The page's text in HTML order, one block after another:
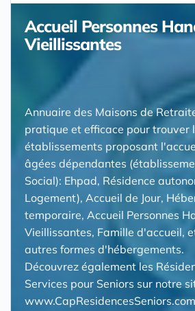
Accueil Personnes
Vieillissantes
Annuaire des Maisons de
pratique et efficace pour trouver
établissements proposant
âgées dépendantes
Social): Ehpad, Résidence
Logement), Accueil de Jour,
temporaire, Accueil Personnes
Vieillissantes, Famille d'accueil,
autres formes d'hébergements.
Découvrez également les
Services pour Seniors sur notre
www.CapResidencesSeniors.com